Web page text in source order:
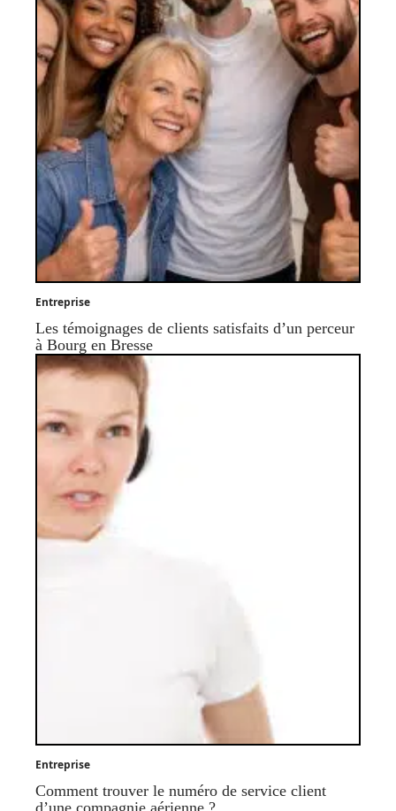
Entreprise
Les témoignages de clients satisfaits d’un perceur
à Bourg en Bresse
Entreprise
Comment trouver le numéro de service client